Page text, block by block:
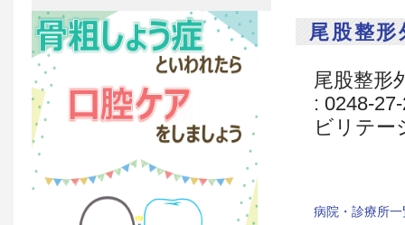
尾股整
尾股整形
: 0248-
ビリテ
病院・診療所一